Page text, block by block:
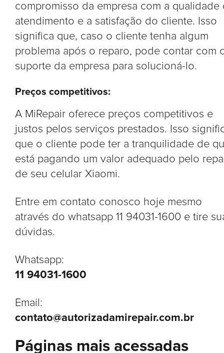
compromisso da empresa com a qualidade
atendimento e a satisfação do cliente. Isso
significa que, caso o cliente tenha algum
problema após o reparo, pode contar com
suporte da empresa para solucioná-lo.
Preços competitivos:
A MiRepair oferece preços competitivos e
justos pelos serviços prestados. Isso
que o cliente pode ter a tranquilidade de
está pagando um valor adequado pelo
de seu celular Xiaomi.
Entre em contato conosco hoje mesmo
através do whatsapp 11 94031-1600 e tire
dúvidas.
Whatsapp:
11 94031-1600
Email:
contato@autorizadamirepair.com.br
Páginas mais acessadas